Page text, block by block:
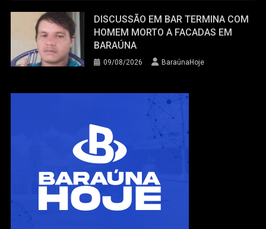
DISCUSSÃO EM BAR TERMINA COM
HOMEM MORTO A FACADAS EM
BARAÚNA
09/08/2026 BaraúnaHoje